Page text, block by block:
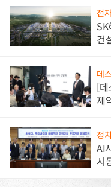
전
SK
건
데
[데
제
정치
AI
시